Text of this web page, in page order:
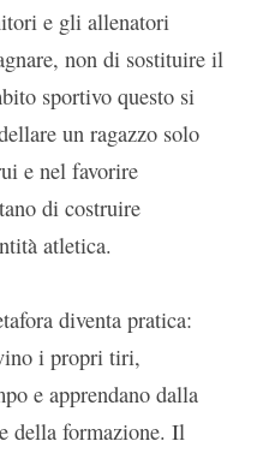
e gli allenatori
non di sostituire il
sportivo questo si
un ragazzo solo
e nel favorire
di costruire
atletica.
diventa pratica:
i propri tiri,
e apprendano dalla
della formazione. Il